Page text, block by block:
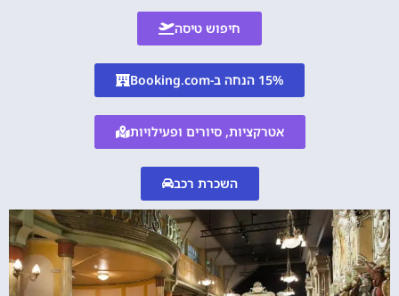
חיפוש טיסה
15% הנחה ב-Booking.com
אטרקציות, סיורים ופעילויות
השכרת רכב